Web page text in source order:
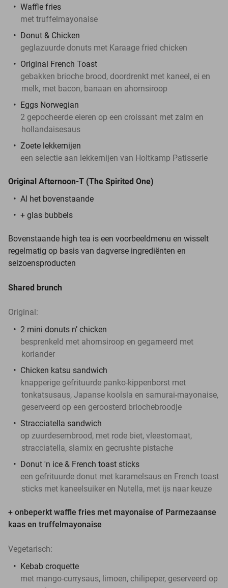
Waffle fries
met truffelmayonaise
Donut & Chicken
geglazuurde donuts met Karaage fried chicken
Original French Toast
gebakken brioche brood, doordrenkt met kaneel, ei en
melk, met bacon, banaan en ahornsiroop
Eggs Norwegian
2 gepocheerde eieren op een croissant met zalm en
hollandaisesaus
Zoete lekkernijen
een selectie aan lekkernijen van Holtkamp Patisserie
Original Afternoon-T (The Spirited One)
Al het bovenstaande
+ glas bubbels
Bovenstaande high tea is een voorbeeldmenu en wisselt
regelmatig op basis van dagverse ingrediënten en
seizoensproducten
Shared brunch
Original:
2 mini donuts n’ chicken
besprenkeld met ahornsiroop en gegarneerd met
koriander
Chicken katsu sandwich
knapperige gefrituurde panko-kippenborst met
tonkatsusaus, Japanse koolsla en samurai-mayonaise,
geserveerd op een geroosterd briochebroodje
Stracciatella sandwich
op zuurdesembrood, met rode biet, vleestomaat,
stracciatella, slamix en gecrushte pistache
Donut 'n ice & French toast sticks
een gefrituurde donut met karamelsaus en French toast
sticks met kaneelsuiker en Nutella, met ijs naar keuze
+ onbeperkt waffle fries met mayonaise of Parmezaanse
kaas en truffelmayonaise
Vegetarisch:
Kebab croquette
met mango-currysaus, limoen, chilipeper, geserveerd op